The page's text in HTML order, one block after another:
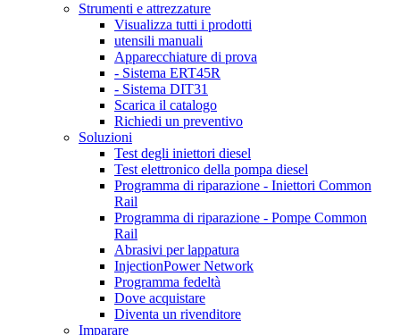
Strumenti e attrezzature
Visualizza tutti i prodotti
utensili manuali
Apparecchiature di prova
- Sistema ERT45R
- Sistema DIT31
Scarica il catalogo
Richiedi un preventivo
Soluzioni
Test degli iniettori diesel
Test elettronico della pompa diesel
Programma di riparazione - Iniettori Common
Rail
Programma di riparazione - Pompe Common
Rail
Abrasivi per lappatura
InjectionPower Network
Programma fedeltà
Dove acquistare
Diventa un rivenditore
Imparare